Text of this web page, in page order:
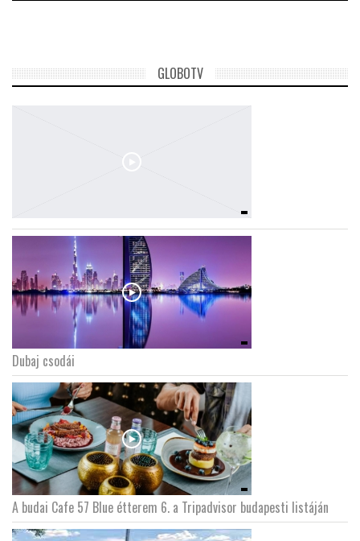
GLOBOTV
Dubaj csodái
A budai Cafe 57 Blue étterem 6. a Tripadvisor budapesti listáján